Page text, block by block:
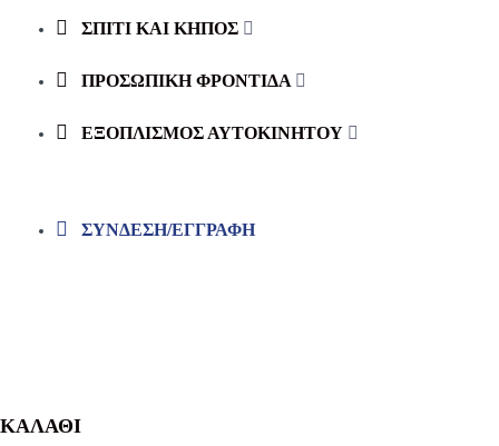
ΣΠΙΤΙ ΚΑΙ ΚΗΠΟΣ
ΠΡΟΣΩΠΙΚΗ ΦΡΟΝΤΙΔΑ
ΕΞΟΠΛΙΣΜΌΣ ΑΥΤΟΚΙΝΉΤΟΥ
ΣΎΝΔΕΣΗ/ΕΓΓΡΑΦΉ
ΚΑΛΆΘΙ